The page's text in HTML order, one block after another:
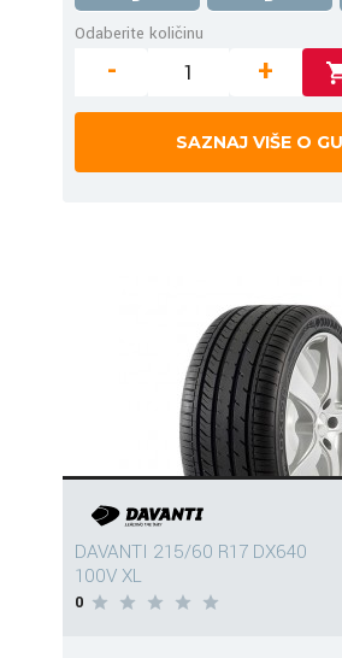
Odaberite količinu
- +
SAZNAJ VIŠE O
DAVANTI 215/60 R17 DX640
100V XL
0